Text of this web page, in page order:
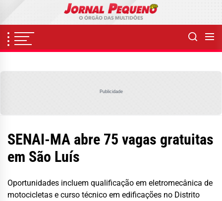
content
Publicidade
SENAI-MA abre 75 vagas gratuitas
em São Luís
Oportunidades incluem qualificação em eletromecânica de
motocicletas e curso técnico em edificações no Distrito